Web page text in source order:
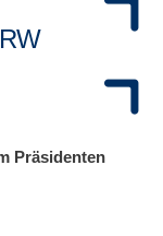
Präsidenten